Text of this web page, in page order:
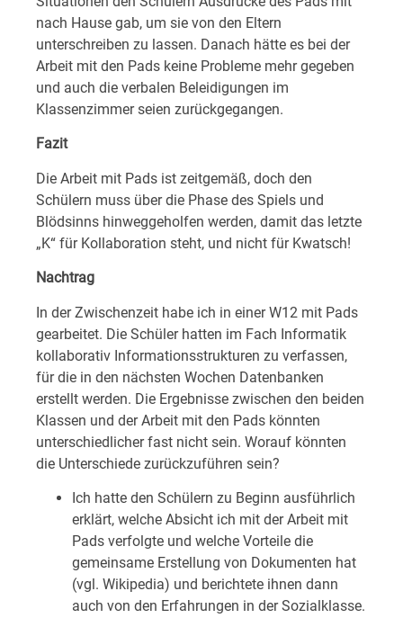
nach Hause gab, um sie von den Eltern
unterschreiben zu lassen. Danach hätte es bei der
Arbeit mit den Pads keine Probleme mehr gegeben
und auch die verbalen Beleidigungen im
Klassenzimmer seien zurückgegangen.
Fazit
Die Arbeit mit Pads ist zeitgemäß, doch den
Schülern muss über die Phase des Spiels und
Blödsinns hinweggeholfen werden, damit das letzte
„K“ für Kollaboration steht, und nicht für Kwatsch!
Nachtrag
In der Zwischenzeit habe ich in einer W12 mit Pads
gearbeitet. Die Schüler hatten im Fach Informatik
kollaborativ Informationsstrukturen zu verfassen,
für die in den nächsten Wochen Datenbanken
erstellt werden. Die Ergebnisse zwischen den beiden
Klassen und der Arbeit mit den Pads könnten
unterschiedlicher fast nicht sein. Worauf könnten
die Unterschiede zurückzuführen sein?
Ich hatte den Schülern zu Beginn ausführlich
erklärt, welche Absicht ich mit der Arbeit mit
Pads verfolgte und welche Vorteile die
gemeinsame Erstellung von Dokumenten hat
(vgl. Wikipedia) und berichtete ihnen dann
auch von den Erfahrungen in der Sozialklasse.